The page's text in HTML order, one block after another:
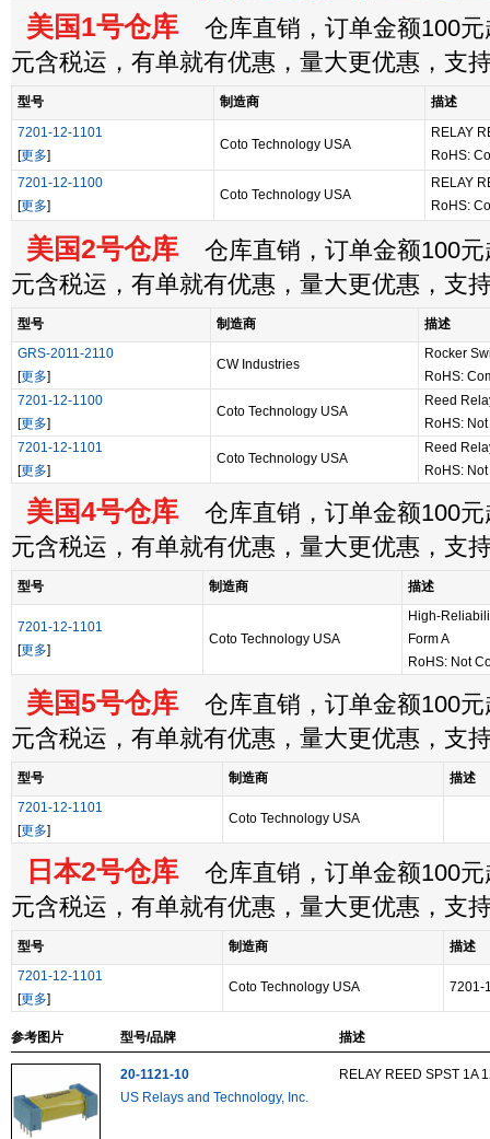
美国1号仓库 仓库直销，订单金额100元
元含税运，有单就有优惠，量大更优惠，支
型号 制造商
描述
7201-12-1101
[更多]
Coto Technology USA
RELAY
RoHS:
7201-12-1100
[更多]
Coto Technology USA
RELAY
RoHS:
美国2号仓库 仓库直销，订单金额100元
元含税运，有单就有优惠，量大更优惠，支
型号 制造商
描述
GRS-2011-2110
[更多]
CW Industries
Rocker
RoHS:
7201-12-1100
[更多]
Coto Technology USA
Reed
RoHS:
7201-12-1101
[更多]
Coto Technology USA
Reed
RoHS:
美国4号仓库 仓库直销，订单金额100元
元含税运，有单就有优惠，量大更优惠，支
型号 制造商 描述
7201-12-1101
[更多]
Coto Technology USA
High-
Form A
RoHS: Not
美国5号仓库 仓库直销，订单金额100元
元含税运，有单就有优惠，量大更优惠，支
型号 制造商
描述
7201-12-1101
[更多]
Coto Technology USA
日本2号仓库 仓库直销，订单金额100元
元含税运，有单就有优惠，量大更优惠，支
型号 制造商
描述
7201-12-1101
[更多]
Coto Technology USA 7201-
参考图片 型号/品牌 描述
20-1121-10
US Relays and Technology, Inc.
RELAY REED SPST 1A